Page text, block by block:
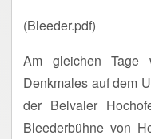
(Bleeder.pdf)
Am gleichen Tage
Denkmales auf dem
der Belvaler
Bleederbühne von